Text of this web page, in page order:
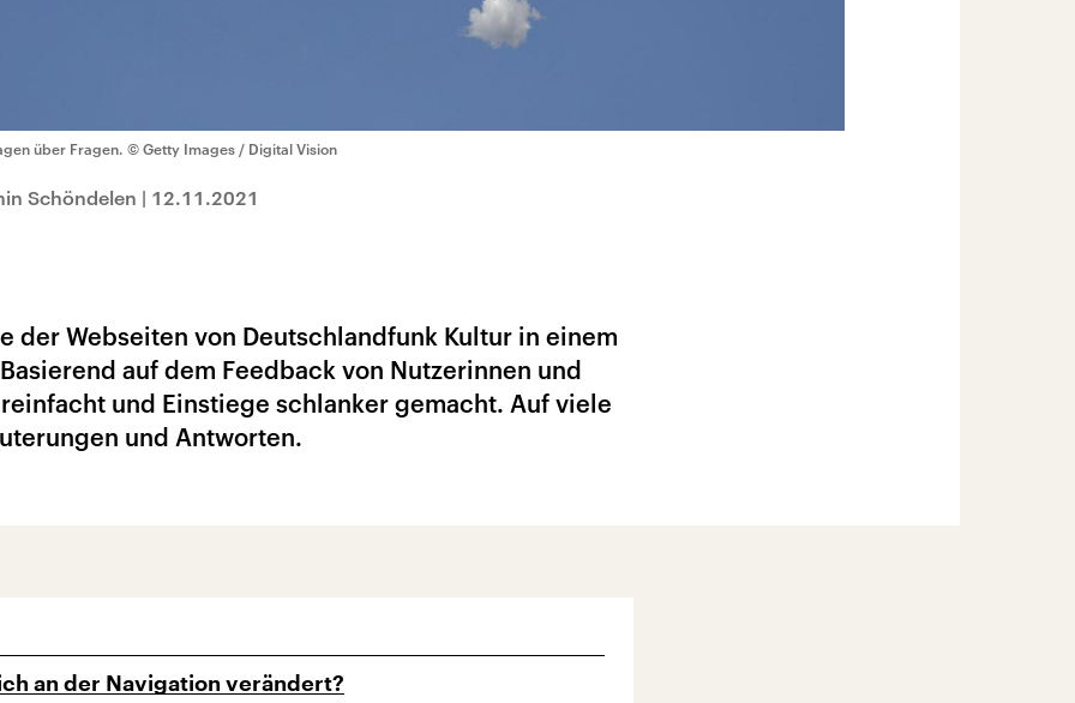
über Fragen. © Getty Images / Digital Vision
Schöndelen | 12.11.2021
der Webseiten von Deutschlandfunk Kultur in einem
auf dem Feedback von Nutzerinnen und
und Einstiege schlanker gemacht. Auf viele
und Antworten.
an der Navigation verändert?